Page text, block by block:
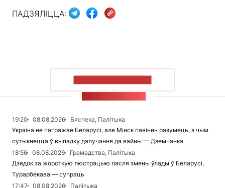
ПАДЗЯЛІЦЦА:
19:20 08.08.2026
Бяспека, Палітыка
Украіна не пагражае Беларусі, але Мінск павінен разумець, з чым
сутыкнецца ў выпадку далучэння да вайны — Дземчанка
18:56
08.08.2026
Грамадства, Палітыка
Дзядок за жорсткую люстрацыю пасля змены ўлады ў Беларусі,
Турарбекава — супраць
17:47
08.08.2026
Палітыка